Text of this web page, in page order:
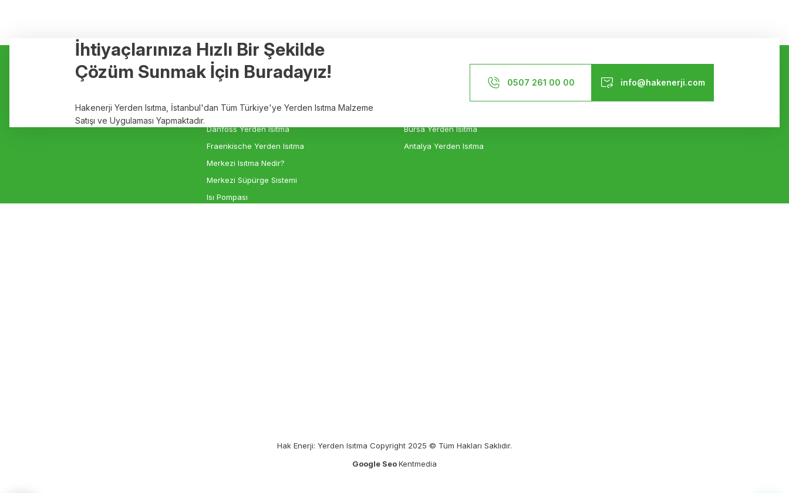
İhtiyaçlarınıza Hızlı Bir Şekilde
Çözüm Sunmak İçin Buradayız!
Hakenerji Yerden Isıtma, İstanbul'dan Tüm Türkiye'ye Yerden Isıtma Malzeme
Satışı ve Uygulaması Yapmaktadır.
0507 261 00 00 info@hakenerji.com
Hizmetler
Yerden Isıtma
Rehau Yerden Isıtma
Danfoss Yerden Isıtma
Fraenkische Yerden Isıtma
Merkezi Isıtma Nedir?
Merkezi Süpürge Sistemi
Isı Pompası
Bursa Yerden Isıtma
Antalya Yerden Isıtma
Hak Enerji: Yerden Isıtma Copyright 2025 © Tüm Hakları Saklıdır.
Google SeoKentmedia